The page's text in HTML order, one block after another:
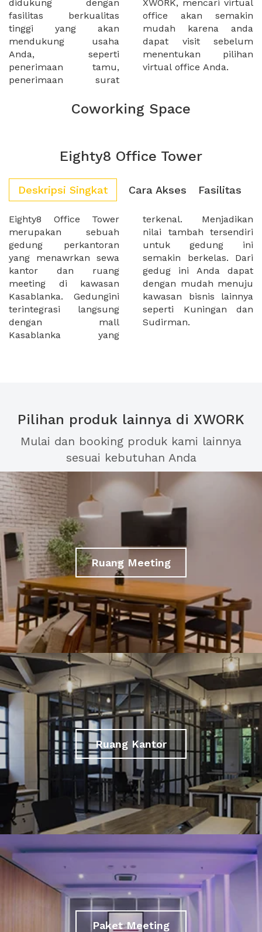
didukung dengan
fasilitas berkualitas
tinggi yang akan
mendukung usaha
Anda, seperti
penerimaan tamu,
penerimaan surat
XWORK, mencari virtual
office akan semakin
mudah karena anda
dapat visit sebelum
menentukan pilihan
virtual office Anda.
Coworking Space
Eighty8 Office Tower
Deskripsi Singkat Cara Akses Fasilitas
Eighty8 Office Tower
merupakan sebuah
gedung perkantoran
yang menawrkan sewa
kantor dan ruang
meeting di kawasan
Kasablanka. Gedungini
terintegrasi langsung
dengan mall
Kasablanka yang
terkenal. Menjadikan
nilai tambah tersendiri
untuk gedung ini
semakin berkelas. Dari
gedug ini Anda dapat
dengan mudah menuju
kawasan bisnis lainnya
seperti Kuningan dan
Sudirman.
Pilihan produk lainnya di XWORK
Mulai dan booking produk kami lainnya
sesuai kebutuhan Anda
Ruang Meeting
Ruang Kantor
Paket Meeting